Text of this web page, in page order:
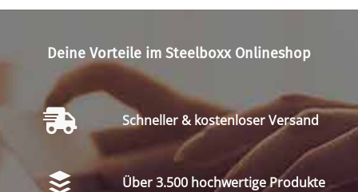
Deine Vorteile im Steelboxx Onlineshop
Schneller & kostenloser Versand
Über 3.500 hochwertige Produkte